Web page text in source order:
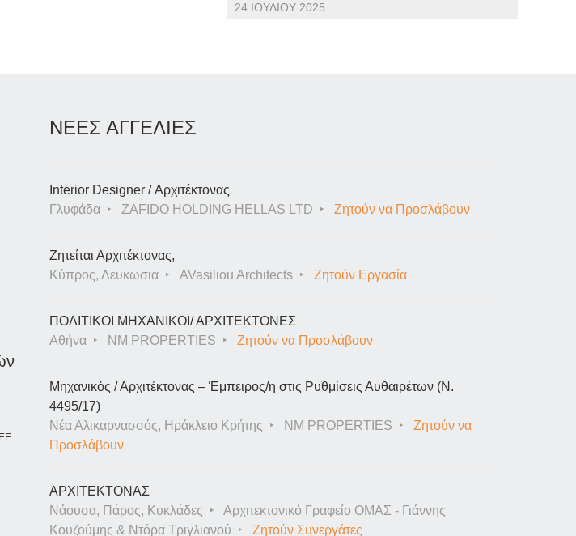
24 ΙΟΥΛΊΟΥ 2025
ΝΕΕΣ ΑΓΓΕΛΙΕΣ
Interior Designer / Αρχιτέκτονας
Γλυφάδα
ZAFIDO HOLDING HELLAS LTD Ζητούν να Προσλάβουν
Ζητείται Αρχιτέκτονας,
Κύπρος, Λευκωσια
AVasiliou Architects Ζητούν Εργασία
ΠΟΛΙΤΙΚΟΙ ΜΗΧΑΝΙΚΟΙ/ ΑΡΧΙΤΕΚΤΟΝΕΣ
Αθήνα
NM PROPERTIES Ζητούν να Προσλάβουν
Μηχανικός / Αρχιτέκτονας – Έμπειρος/η στις Ρυθμίσεις Αυθαιρέτων (Ν.
4495/17)
Νέα Αλικαρνασσός, Ηράκλειο Κρήτης
NM PROPERTIES
Ζητούν να
Προσλάβουν
ΑΡΧΙΤΕΚΤΟΝΑΣ
Νάουσα, Πάρος, Κυκλάδες
Αρχιτεκτονικό Γραφείο ΟΜΑΣ - Γιάννης
Κουζούμης & Ντόρα Τριγλιανού
Ζητούν Συνεργάτες